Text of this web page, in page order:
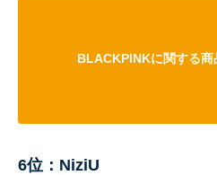
BLACKPINKに関する
6位：NiziU